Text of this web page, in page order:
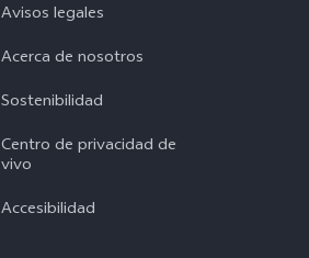
Avisos legales
Acerca de nosotros
Sostenibilidad
Centro de privacidad de
vivo
Accesibilidad